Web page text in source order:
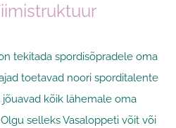
tekitada spordisõpradele oma
toetavad noori sporditalente
kõik lähemale oma
selleks Vasaloppeti võit või